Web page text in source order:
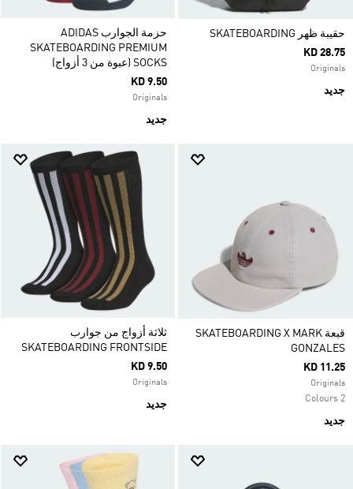
حقيبة ظهر SKATEBOARDING
KD 28.75
Originals
جديد
حزمة الجوارب ADIDAS
SKATEBOARDING PREMIUM
SOCKS (عبوة من 3 أزواج)
KD 9.50
Originals
جديد
قبعة SKATEBOARDING X MARK
GONZALES
KD 11.25
Originals
2 Colours
جديد
ثلاثة أزواج من جوارب
SKATEBOARDING FRONTSIDE
KD 9.50
Originals
جديد